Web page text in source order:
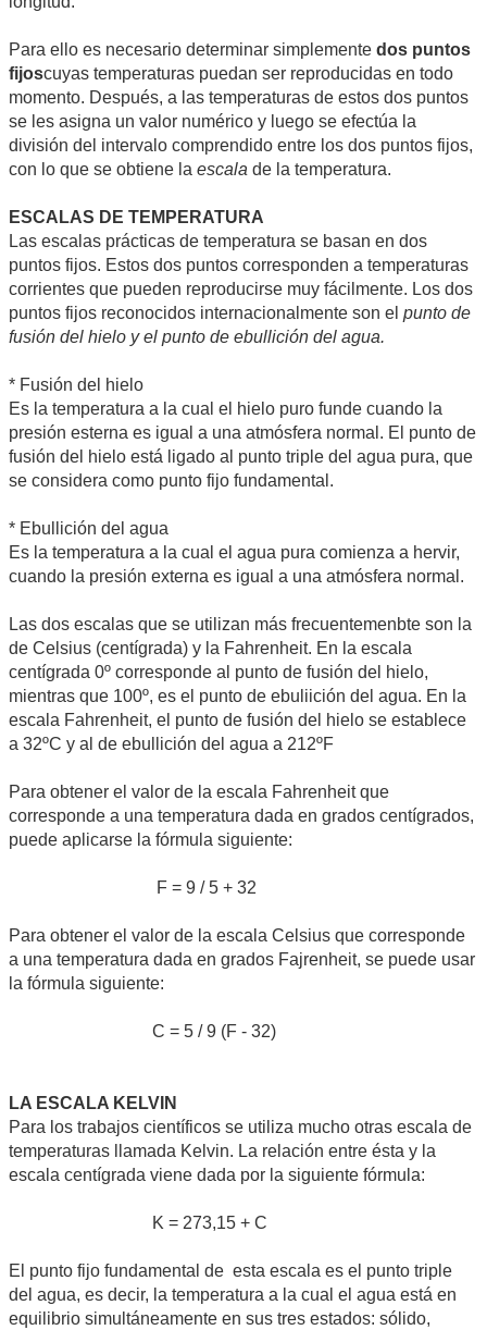
Para ello es necesario determinar simplemente dos puntos
fijoscuyas temperaturas puedan ser reproducidas en todo
momento. Después, a las temperaturas de estos dos puntos
se les asigna un valor numérico y luego se efectúa la
división del intervalo comprendido entre los dos puntos fijos,
con lo que se obtiene la escala de la temperatura.
ESCALAS DE TEMPERATURA
Las escalas prácticas de temperatura se basan en dos
puntos fijos. Estos dos puntos corresponden a temperaturas
corrientes que pueden reproducirse muy fácilmente. Los dos
puntos fijos reconocidos internacionalmente son el punto de
fusión del hielo y el punto de ebullición del agua.
* Fusión del hielo
Es la temperatura a la cual el hielo puro funde cuando la
presión esterna es igual a una atmósfera normal. El punto de
fusión del hielo está ligado al punto triple del agua pura, que
se considera como punto fijo fundamental.
* Ebullición del agua
Es la temperatura a la cual el agua pura comienza a hervir,
cuando la presión externa es igual a una atmósfera normal.
Las dos escalas que se utilizan más frecuentemenbte son la
de Celsius (centígrada) y la Fahrenheit. En la escala
centígrada 0º corresponde al punto de fusión del hielo,
mientras que 100º, es el punto de ebuliición del agua. En la
escala Fahrenheit, el punto de fusión del hielo se establece
a 32ºC y al de ebullición del agua a 212ºF
Para obtener el valor de la escala Fahrenheit que
corresponde a una temperatura dada en grados centígrados,
puede aplicarse la fórmula siguiente:
F = 9 / 5 + 32
Para obtener el valor de la escala Celsius que corresponde
a una temperatura dada en grados Fajrenheit, se puede usar
la fórmula siguiente:
C = 5 / 9 (F - 32)
LA ESCALA KELVIN
Para los trabajos científicos se utiliza mucho otras escala de
temperaturas llamada Kelvin. La relación entre ésta y la
escala centígrada viene dada por la siguiente fórmula:
K = 273,15 + C
El punto fijo fundamental de esta escala es el punto triple
del agua, es decir, la temperatura a la cual el agua está en
equilibrio simultáneamente en sus tres estados: sólido,